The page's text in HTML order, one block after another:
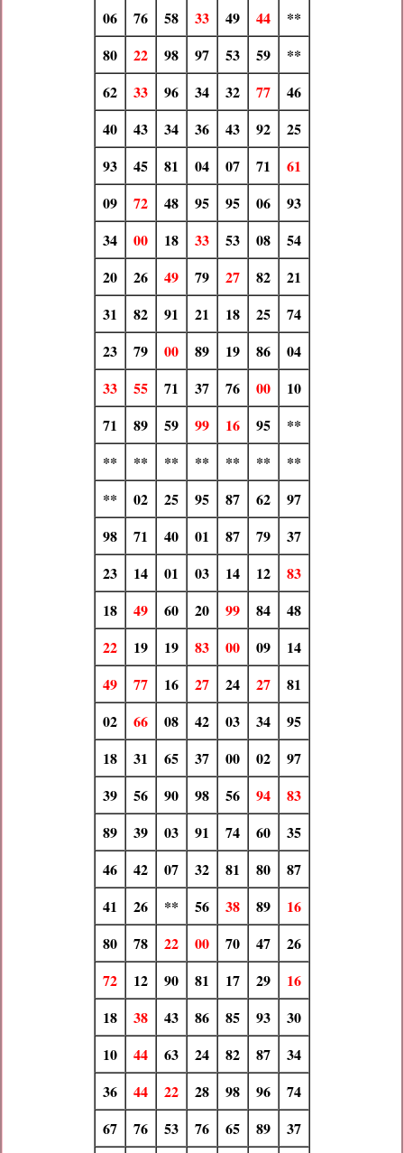
06 76 58 33 49 44
**
80
22 98 97 53 59
**
62
33 96 34 32 77
46
40
43 34 36 43 92
25
93
45 81 04 07 71
61
09
72 48 95 95 06
93
34
00 18 33 53 08
54
20
26 49 79 27 82
21
31
82 91 21 18 25
74
23
79 00 89 19 86
04
33
55 71 37 76 00
10
71
89 59 99 16 95
**
**
** ** ** ** **
**
**
02 25 95 87 62
97
98
71 40 01 87 79
37
23
14 01 03 14 12
83
18
49 60 20 99 84
48
22
19 19 83 00 09
14
49
77 16 27 24 27
81
02
66 08 42 03 34
95
18
31 65 37 00 02
97
39
56 90 98 56 94
83
89
39 03 91 74 60
35
46
42 07 32 81 80
87
41
26 ** 56 38 89
16
80
78 22 00 70 47
26
72
12 90 81 17 29
16
18
38 43 86 85 93
30
10
44 63 24 82 87
34
36
44 22 28 98 96
74
67
76 53 76 65 89
37